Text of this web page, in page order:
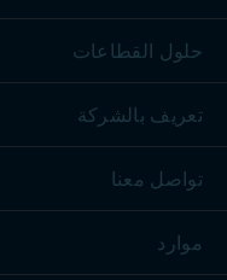
حلول القطاعات
تعريف بالشركة
تواصل معنا
موارد